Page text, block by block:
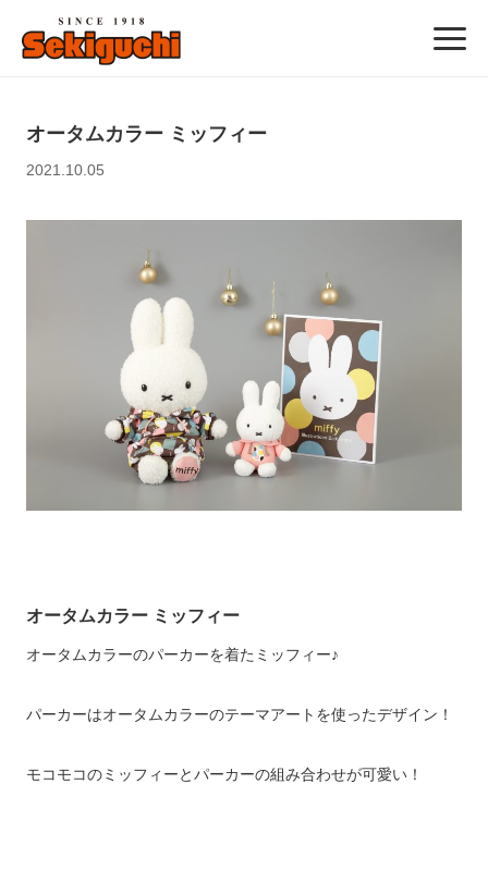
オータムカラー ミッフィー
2021.10.05
オータムカラー ミッフィー
オータムカラーのパーカーを着たミッフィー♪
パーカーはオータムカラーのテーマアートを使ったデザイン！
モコモコのミッフィーとパーカーの組み合わせが可愛い！